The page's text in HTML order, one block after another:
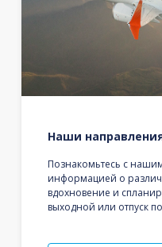
Наши
Познакомьтесь с
информацией о
вдохновение и
выходной или отпуск